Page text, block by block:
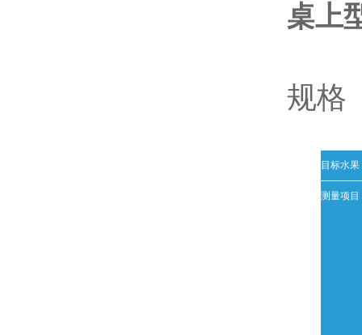
桌上
规格
目标水果
测量项目